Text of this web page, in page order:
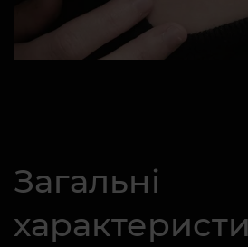
Загальні